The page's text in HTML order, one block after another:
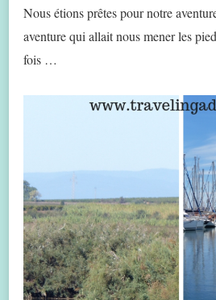
Nous étions prêtes pour notre
aventure qui allait nous mener les
fois …